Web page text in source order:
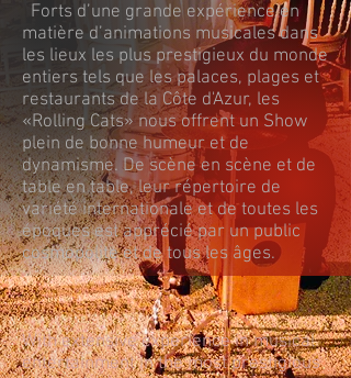
Forts d’une grande expérience en
matière d’animations musicales dans
les lieux les plus prestigieux du monde
entiers tels que les palaces, plages et
restaurants de la Côte d'Azur, les
«Rolling Cats» nous offrent un Show
plein de bonne humeur et de
dynamisme. De scène en scène et de
table en table, leur répertoire de
variété internationale et de toutes les
époques est apprécié par un public
cosmopolite et de tous les âges.
With extensive experience in musical
entertainment in the most prestigious